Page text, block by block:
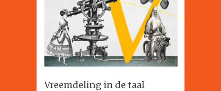
Vreemdeling in de taal